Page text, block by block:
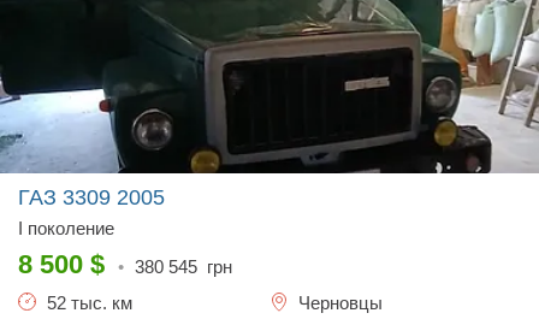
ГАЗ 3309 2005
I поколение
8 500 $ • 380 545 грн
52 тыс. км
Черновцы